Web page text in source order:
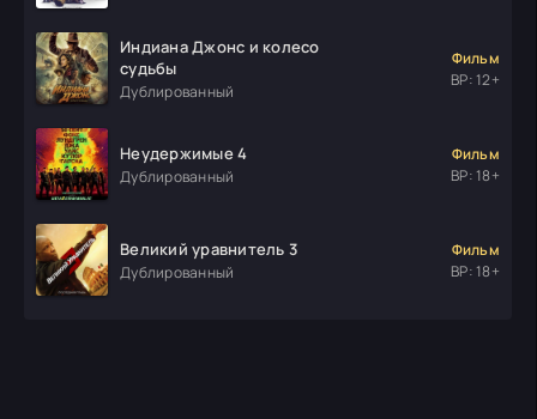
Индиана Джонс и колесо
судьбы
Дублированный
Фильм
ВР: 12+
Неудержимые 4
Дублированный
Фильм
ВР: 18+
Великий уравнитель 3
Дублированный
Фильм
ВР: 18+